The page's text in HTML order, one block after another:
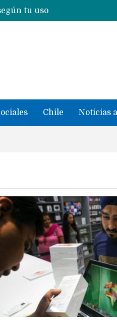
tu uso
Chile Noticias